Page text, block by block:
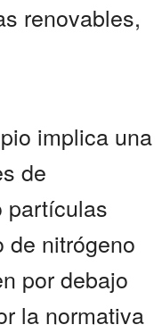
renovables,
implica una
de
de nitrógeno
por debajo
la normativa